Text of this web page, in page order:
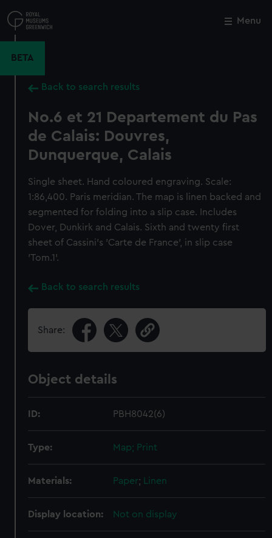
to
main
Menu
BETA
Back to search results
No.6 et 21 Departement du Pas
de Calais: Douvres,
Dunquerque, Calais
Single sheet. Hand coloured engraving. Scale:
1:86,400. Paris meridian. The map is linen backed and
segmented for folding into a slip case. Includes
Dover, Dunkirk and Calais. Sixth and twenty first
sheet of Cassini's 'Carte de France', in slip case
'Tom.1'.
Back to search results
Share:
Object details
ID: PBH8042(6)
Type: Map; Print
Materials: Paper; Linen
Display location: Not on display
Close